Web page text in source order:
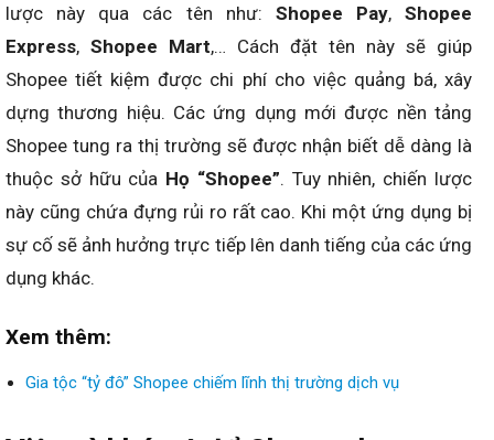
lược này qua các tên như: Shopee Pay, Shopee
Express, Shopee Mart,… Cách đặt tên này sẽ giúp
Shopee tiết kiệm được chi phí cho việc quảng bá, xây
dựng thương hiệu. Các ứng dụng mới được nền tảng
Shopee tung ra thị trường sẽ được nhận biết dễ dàng là
thuộc sở hữu của Họ “Shopee”. Tuy nhiên, chiến lược
này cũng chứa đựng rủi ro rất cao. Khi một ứng dụng bị
sự cố sẽ ảnh hưởng trực tiếp lên danh tiếng của các ứng
dụng khác.
Xem thêm:
Gia tộc “tỷ đô” Shopee chiếm lĩnh thị trường dịch vụ